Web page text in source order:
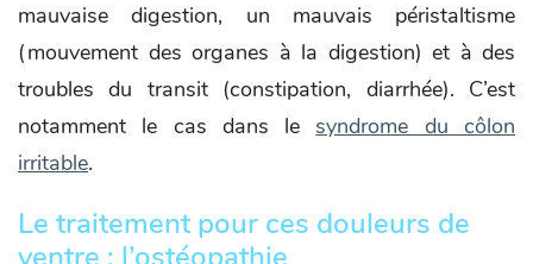
mauvaise digestion, un mauvais péristaltisme
(mouvement des organes à la digestion) et à des
troubles du transit (constipation, diarrhée). C’est
notamment le cas dans le syndrome du côlon
irritable.
Le traitement pour ces douleurs de